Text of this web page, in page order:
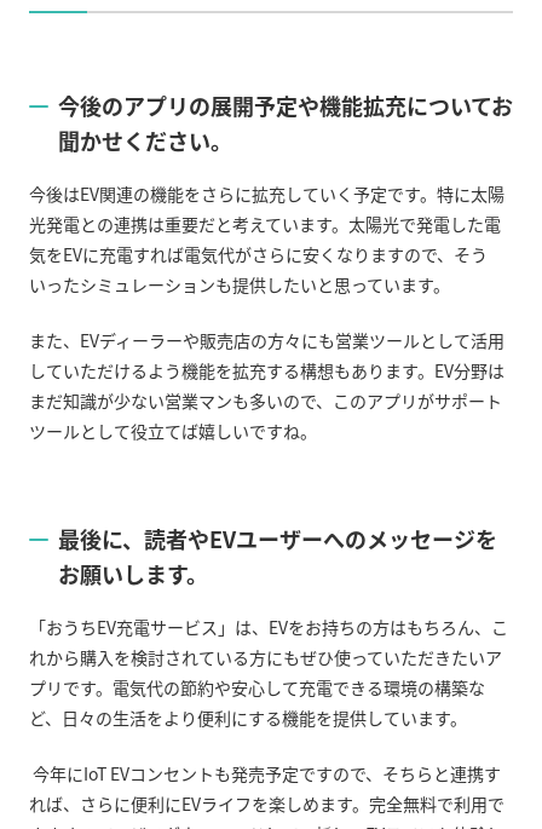
今後のアプリの展開予定や機能拡充についてお
聞かせください。
今後はEV関連の機能をさらに拡充していく予定です。特に太陽
光発電との連携は重要だと考えています。太陽光で発電した電
気をEVに充電すれば電気代がさらに安くなりますので、そう
いったシミュレーションも提供したいと思っています。
また、 EVディーラーや販売店の方々にも営業ツールとして活用
していただけるよう機能を拡充する構想もあります。 EV分野は
まだ知識が少ない営業マンも多いので、このアプリがサポート
ツールとして役立てば嬉しいですね。
最後に、読者やEVユーザーへのメッセージを
お願いします。
「おうちEV充電サービス」は、 EVをお持ちの方はもちろん、こ
れから購入を検討されている方にもぜひ使っていただきたいア
プリです。電気代の節約や安心して充電できる環境の構築な
ど、日々の生活をより便利にする機能を提供しています。
今年にIoT EVコンセントも発売予定ですので、そちらと連携す
れば、さらに便利にEVライフを楽しめます。完全無料で利用で